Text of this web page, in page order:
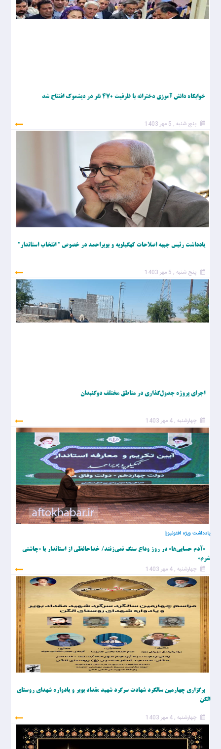
خوابگاه دانش آموزی دخترانه با ظرفیت ۴۷۰ نفر در دیشموک افتتاح شد
پنج شنبه , 5 مهر 1403
یادداشت رئیس جبهه اصلاحات کهگیلویه و بویراحمد در خصوص " انتخاب استاندار"
پنج شنبه , 5 مهر 1403
اجرای پروژه جدول‌گذاری در مناطق مختلف دوگنبدان
چهارشنبه , 4 مهر 1403
یادداشت ویژه افتونیوز|
«آدم حسابی‌ها» در روز وداع سنگ نمی‌زنند/ خداحافظی از استاندار با «چاشنی
شرم»
چهارشنبه , 4 مهر 1403
برگزاری چهارمین سالگرد شهادت سرگرد شهید مقداد بویر و یادواره شهدای روستای
الگن
چهارشنبه , 4 مهر 1403